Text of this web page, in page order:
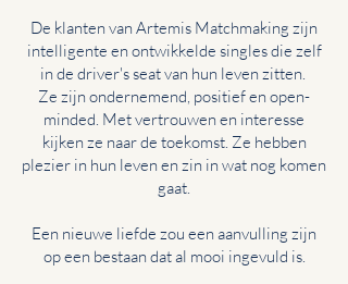
De klanten van Artemis Matchmaking zijn
intelligente en ontwikkelde singles die zelf
in de driver's seat van hun leven zitten.
Ze zijn ondernemend, positief en open-
minded. Met vertrouwen en interesse
kijken ze naar de toekomst. Ze hebben
plezier in hun leven en zin in wat nog komen
gaat.
Een nieuwe liefde zou een aanvulling zijn
op een bestaan dat al mooi ingevuld is.